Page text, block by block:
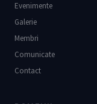
Evenimente
Galerie
Membri
Comunicate
Contact